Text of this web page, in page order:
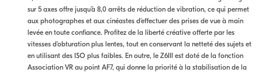
sur 5 axes offre jusqu’à 8,0 arrêts de réduction de vibration, ce qui permet
aux photographes et aux cinéastes d’effectuer des prises de vue à main
levée en toute confiance. Profitez de la liberté créative offerte par les
vitesses d’obturation plus lentes, tout en conservant la netteté des sujets et
en utilisant des ISO plus faibles. En outre, le Z6III est doté de la fonction
Association VR au point AF7, qui donne la priorité à la stabilisation de la